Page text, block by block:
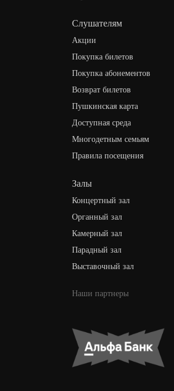
Слушателям
Акции
Покупка билетов
Покупка абонементов
Возврат билетов
Пушкинская карта
Доступная среда
Многодетным семьям
Правила посещения
Залы
Концертный зал
Органный зал
Камерный зал
Парадный зал
Выставочный зал
Наши партнеры